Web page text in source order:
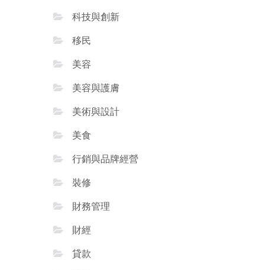
科技與創新
移民
美容
美容與護膚
美術與設計
美食
行銷與品牌經營
裝修
財務管理
財經
貸款